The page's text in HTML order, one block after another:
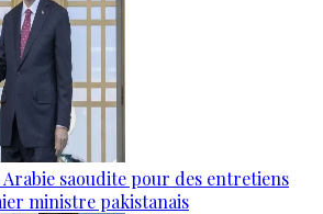
saoudite pour des entretiens
ministre pakistanais